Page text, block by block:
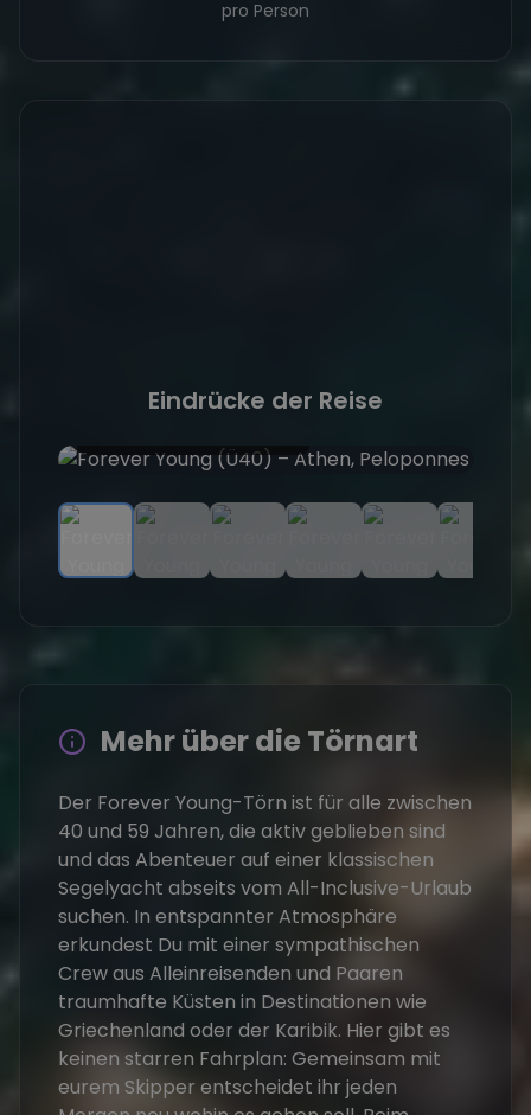
pro Person
Eindrücke der Reise
Mehr über die Törnart
Der Forever Young-Törn ist für alle zwischen
40 und 59 Jahren, die aktiv geblieben sind
und das Abenteuer auf einer klassischen
Segelyacht abseits vom All-Inclusive-Urlaub
suchen. In entspannter Atmosphäre
erkundest Du mit einer sympathischen
Crew aus Alleinreisenden und Paaren
traumhafte Küsten in Destinationen wie
Griechenland oder der Karibik. Hier gibt es
keinen starren Fahrplan: Gemeinsam mit
eurem Skipper entscheidet ihr jeden